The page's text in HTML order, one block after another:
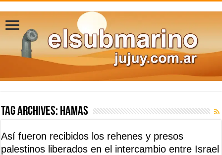
Tag Archives: Hamas
Así fueron recibidos los rehenes y presos
palestinos liberados en el intercambio entre Israel